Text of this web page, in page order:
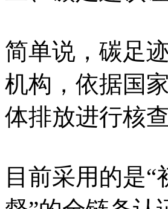
简单说，碳足
机构，依据国
体排放进行核
目前采用的是